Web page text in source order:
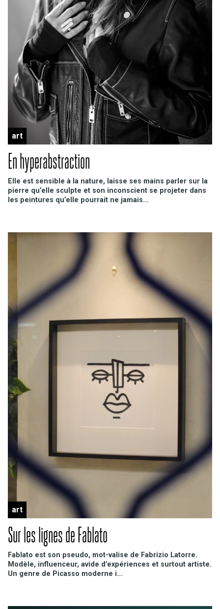
art
En hyperabstraction
Elle est sensible à la nature, laisse ses mains parler sur la
pierre qu’elle sculpte et son inconscient se projeter dans
les peintures qu’elle pourrait ne jamais...
art
Sur les lignes de Fablato
Fablato est son pseudo, mot-valise de Fabrizio Latorre.
Modèle, influenceur, avide d’expériences et surtout artiste.
Un genre de Picasso moderne i...